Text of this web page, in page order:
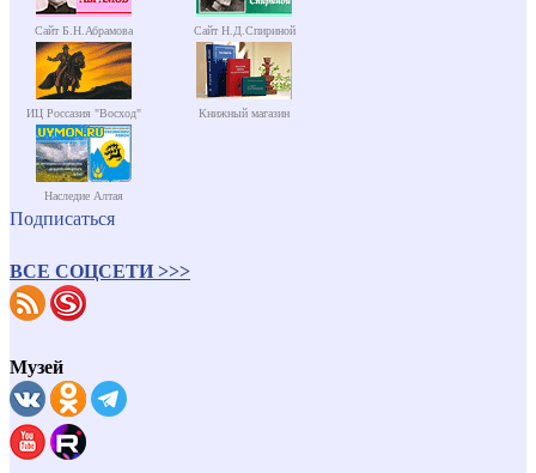
Сайт Б.Н.Абрамова Сайт Н.Д.Спириной
ИЦ Россазия "Восход" Книжный магазин
Наследие Алтая
Подписаться
ВСЕ СОЦСЕТИ >>>
Музей